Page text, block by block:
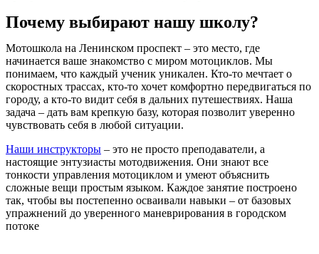
Почему выбирают нашу школу?
Мотошкола на Ленинском проспект – это место, где
начинается ваше знакомство с миром мотоциклов. Мы
понимаем, что каждый ученик уникален. Кто-то мечтает о
скоростных трассах, кто-то хочет комфортно передвигаться по
городу, а кто-то видит себя в дальних путешествиях. Наша
задача – дать вам крепкую базу, которая позволит уверенно
чувствовать себя в любой ситуации.
Наши инструкторы – это не просто преподаватели, а
настоящие энтузиасты мотодвижения. Они знают все
тонкости управления мотоциклом и умеют объяснить
сложные вещи простым языком. Каждое занятие построено
так, чтобы вы постепенно осваивали навыки – от базовых
упражнений до уверенного маневрирования в городском
потоке